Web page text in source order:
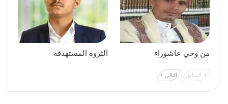
من وحي عاشوراء الثروة المستهدفة
السابق التالي